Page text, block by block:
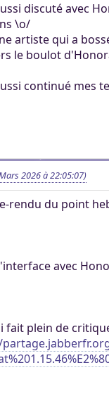
discuté avec
\o/
artiste qui a
le boulot
continué mes
2026 à 22:05:07)
rendu du point
avec
fait plein de